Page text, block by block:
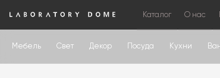
Каталог О нас
Мебель Свет Декор Посуда Кухни